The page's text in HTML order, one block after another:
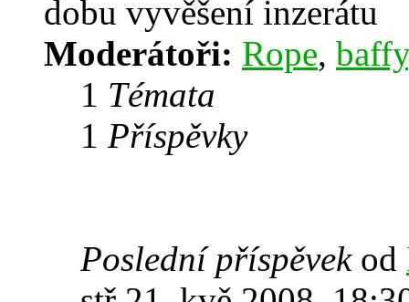
dobu vyvěšení inzerátu
Moderátoři: Rope, baffy
1 Témata
1 Příspěvky
Poslední příspěvekod